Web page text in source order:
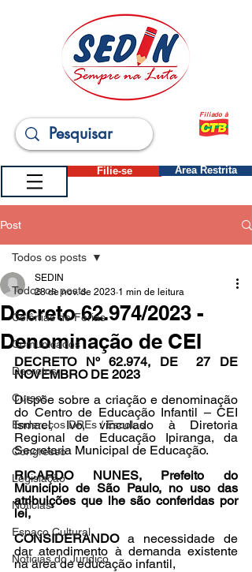
Filiado à
Filie-se Área Restrita
Post
Todos os posts
Colônias de Férias
Comunicados
Decretos
Cursos
Endereços DREs / Escolas
Congresso
Legislação
Notícias
Espaço Cultural
Notícias do Jurídico
Todos os posts
Decreto 62.974/2023 -
Denominação de CEI
SEDIN
28 de nov. de 2023 1 min de leitura
DECRETO Nº 62.974, DE  27 DE
NOVEMBRO DE 2023
Dispõe sobre a criação e denominação
do Centro de Educação Infantil – CEI
Ismael Ivo, vinculado à Diretoria
Regional de Educação Ipiranga, da
Secretaria Municipal de Educação.
RICARDO NUNES, Prefeito do
Município de São Paulo, no uso das
atribuições que lhe são conferidas por
lei,
CONSIDERANDO a necessidade de
dar atendimento à demanda existente
na área de educação infantil,